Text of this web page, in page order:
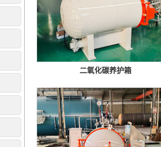
二氧化碳养护箱